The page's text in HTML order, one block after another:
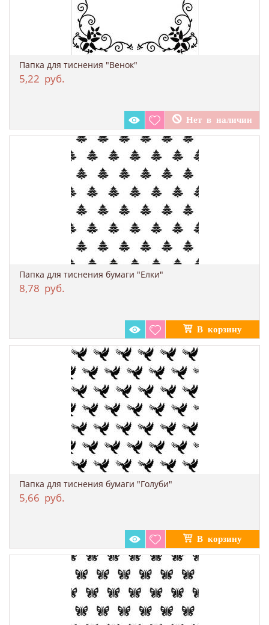
Папка для тиснения "Венок"
5,22 руб.
Папка для тиснения бумаги "Елки"
8,78 руб.
Папка для тиснения бумаги "Голуби"
5,66 руб.